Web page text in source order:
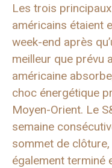
Les trois
américains étaient
week-end après
meilleur que prévu
américaine
choc énergétique
Moyen-Orient. Le
semaine
sommet de
également terminé